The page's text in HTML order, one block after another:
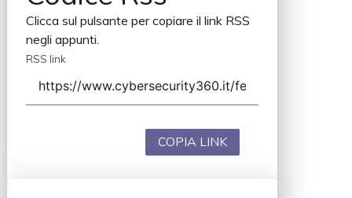
Clicca sul pulsante per copiare il link RSS
negli appunti.
RSS link
COPIA LINK